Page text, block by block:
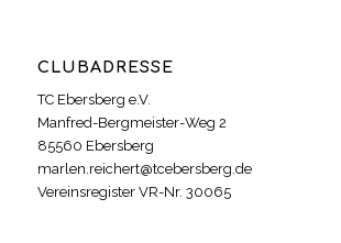
CLUBADRESSE
TC Ebersberg e.V.
Manfred-Bergmeister-Weg 2
85560 Ebersberg
marlen.reichert@tcebersberg.de
Vereinsregister VR-Nr. 30065